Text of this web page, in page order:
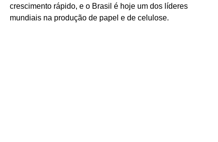
crescimento rápido, e o Brasil é hoje um dos líderes
mundiais na produção de papel e de celulose.